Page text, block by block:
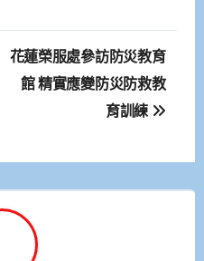
花蓮榮服處參訪防災教育
館 精實應變防災防救教
育訓練